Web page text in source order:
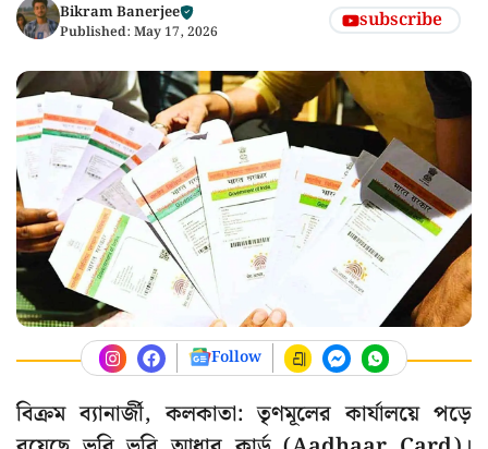
Bikram Banerjee
Published: May 17, 2026 subscribe
Follow
বিক্রম ব্যানার্জী, কলকাতা: তৃণমূলের কার্যালয়ে পড়ে